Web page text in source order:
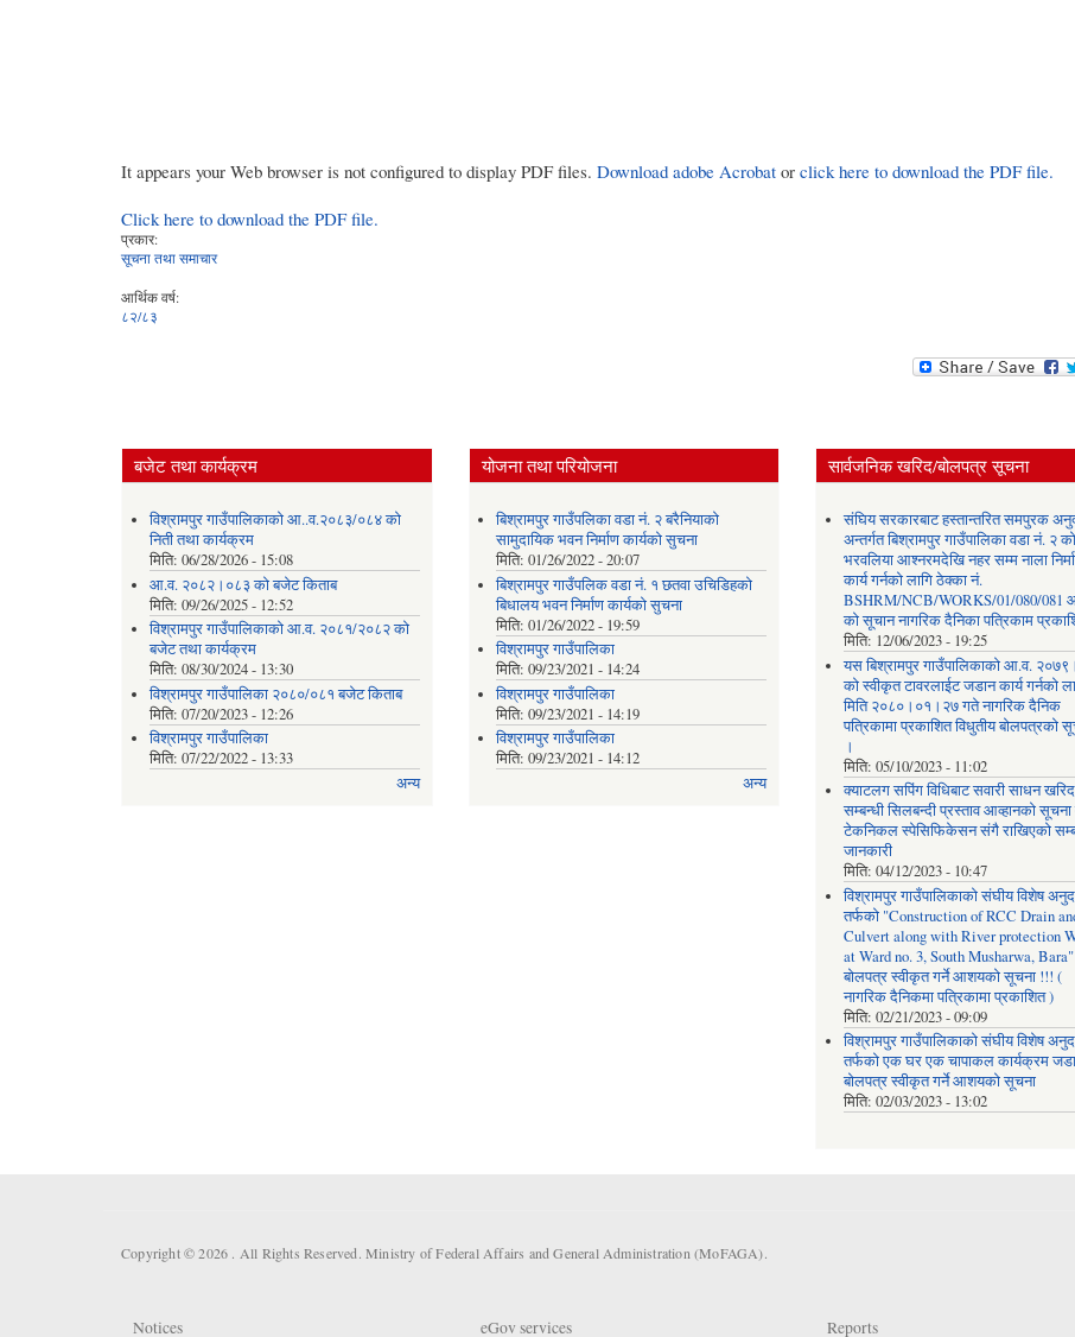
It appears your Web browser is not configured to display PDF files. Download adobe Acrobat or click here to download the PDF file.
Click here to download the PDF file.
प्रकार:
सूचना तथा समाचार
आर्थिक वर्ष:
८२/८३
बजेट तथा कार्यक्रम
विश्रामपुर गाउँपालिकाको आ..व.२०८३/०८४ को
निती तथा कार्यक्रम
मिति: 06/28/2026 - 15:08
आ.व. २०८२।०८३ को बजेट किताब
मिति: 09/26/2025 - 12:52
विश्रामपुर गाउँपालिकाको आ.व. २०८१/२०८२ को
बजेट तथा कार्यक्रम
मिति: 08/30/2024 - 13:30
विश्रामपुर गाउँपालिका २०८०/०८१ बजेट किताब
मिति: 07/20/2023 - 12:26
विश्रामपुर गाउँपालिका
मिति: 07/22/2022 - 13:33
अन्य
योजना तथा परियोजना
बिश्रामपुर गाउँपलिका वडा नं. २ बरैनियाको
सामुदायिक भवन निर्माण कार्यको सुचना
मिति:01/26/2022 - 20:07
बिश्रामपुर गाउँपलिक वडा नं. १ छतवा उचिडिहको
बिधालय भवन निर्माण कार्यको सुचना
मिति:01/26/2022 - 19:59
विश्रामपुर गाउँपालिका
मिति:09/23/2021 - 14:24
विश्रामपुर गाउँपालिका
मिति:09/23/2021 - 14:19
विश्रामपुर गाउँपालिका
मिति:09/23/2021 - 14:12
अन्य
सार्वजनिक खरिद/बोलपत्र सूचना
संघिय सरकारबाट हस्तान्तरित समपुरक
अन्तर्गत बिश्रामपुर गाउँपालिका वडा नं. २ को
भरवलिया आश्नरमदेखि नहर सम्म नाला
कार्य गर्नको लागि ठेक्का नं.
BSHRM/NCB/WORKS/01/080/081
को सूचान नागरिक दैनिका पत्रिकाम
मिति: 12/06/2023 - 19:25
यस बिश्रामपुर गाउँपालिकाको आ.व.
को स्वीकृत टावरलाईट जडान कार्य गर्नको
मिति २०८०।०१।२७ गते नागरिक दैनिक
पत्रिकामा प्रकाशित विधुतीय बोलपत्रको
।
मिति: 05/10/2023 - 11:02
क्याटलग सपिंग विधिबाट सवारी साधन खरिद
सम्बन्धी सिलबन्दी प्रस्ताव आव्हानको
टेकनिकल स्पेसिफिकेसन संगै राखिएको
जानकारी
मिति: 04/12/2023 - 10:47
विश्रामपुर गाउँपालिकाको संघीय विशेष
तर्फको "Construction of RCC Drain
Culvert along with River protection
at Ward no. 3, South Musharwa,
बोलपत्र स्वीकृत गर्ने आशयको सूचना !!! (
नागरिक दैनिकमा पत्रिकामा प्रकाशित )
मिति: 02/21/2023 - 09:09
विश्रामपुर गाउँपालिकाको संघीय विशेष
तर्फको एक घर एक चापाकल कार्यक्रम
बोलपत्र स्वीकृत गर्ने आशयको सूचना
मिति: 02/03/2023 - 13:02
Copyright © 2026 . All Rights Reserved. Ministry of Federal Affairs and General Administration (MoFAGA).
Notices eGov services Reports